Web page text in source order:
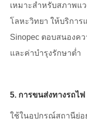
เหมาะสำหรับสภาพแ
โลหะวิทยา ให้บริการ
Sinopec ตอบสนองค
และค่าบำรุงรักษาต่ำ
5. การขนส่งทางรถไฟ
ใช้ในอุปกรณ์สถานีย่